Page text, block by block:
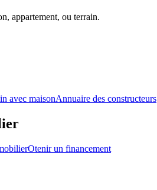
appartement, ou terrain.
avec maisonAnnuaire des constructeurs
Otenir un financement